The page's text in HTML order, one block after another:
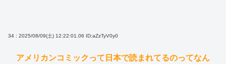
34 : 2025/08/09(土) 12:22:01.06 ID:aZzTyV0y0
アメリカンコミックって日本で読まれてるのってなん